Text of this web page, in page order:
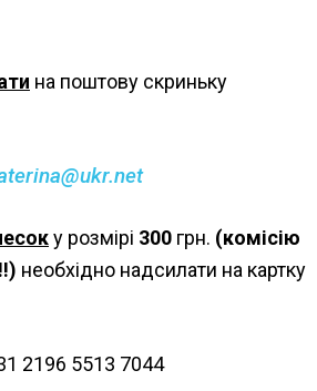
на поштову скриньку
у розмірі 300 грн. (комісію
необхідно надсилати на картку
2196 5513 7044